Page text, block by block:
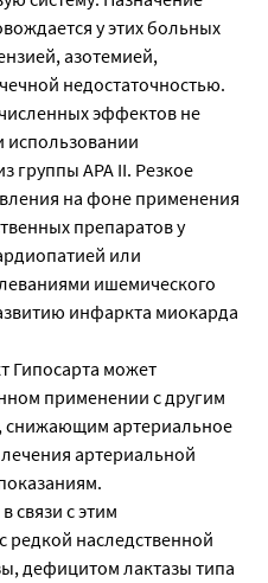
у этих больных
азотемией,
недостаточностью.
эффектов не
использовании
группы АРА II. Резкое
на фоне применения
препаратов у
или
ишемического
инфаркта миокарда
Гипосарта может
применении с другим
снижающим артериальное
артериальной
связи с этим
редкой наследственной
дефицитом лактазы типа